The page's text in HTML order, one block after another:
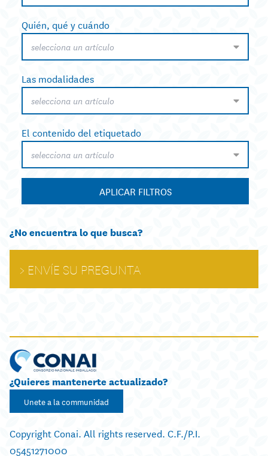
Quién, qué y cuándo
selecciona un artículo
Las modalidades
selecciona un artículo
El contenido del etiquetado
selecciona un artículo
APLICAR FILTROS
¿No encuentra lo que busca?
ENVÍE SU PREGUNTA
¿Quieres mantenerte actualizado?
Unete a la communidad
Copyright Conai. All rights reserved. C.F./P.I.
05451271000